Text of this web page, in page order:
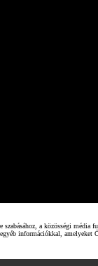
a közösségi
információkkal,